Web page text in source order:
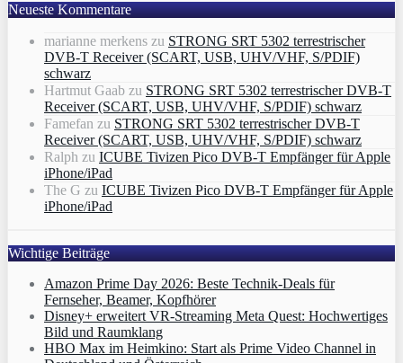
Neueste Kommentare
marianne merkens zu STRONG SRT 5302 terrestrischer
DVB-T Receiver (SCART, USB, UHV/VHF, S/PDIF)
schwarz
Hartmut Gaab zu STRONG SRT 5302 terrestrischer DVB-T
Receiver (SCART, USB, UHV/VHF, S/PDIF) schwarz
Famefan zu STRONG SRT 5302 terrestrischer DVB-T
Receiver (SCART, USB, UHV/VHF, S/PDIF) schwarz
Ralph zu ICUBE Tivizen Pico DVB-T Empfänger für Apple
iPhone/iPad
The G zu ICUBE Tivizen Pico DVB-T Empfänger für Apple
iPhone/iPad
Wichtige Beiträge
Amazon Prime Day 2026: Beste Technik-Deals für
Fernseher, Beamer, Kopfhörer
Disney+ erweitert VR‑Streaming Meta Quest: Hochwertiges
Bild und Raumklang
HBO Max im Heimkino: Start als Prime Video Channel in